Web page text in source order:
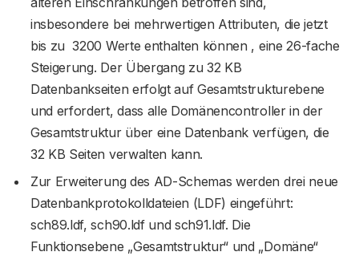
insbesondere bei mehrwertigen Attributen, die jetzt
bis zu 3200 Werte enthalten können , eine 26-fache
Steigerung. Der Übergang zu 32 KB
Datenbankseiten erfolgt auf Gesamtstrukturebene
und erfordert, dass alle Domänencontroller in der
Gesamtstruktur über eine Datenbank verfügen, die
32 KB Seiten verwalten kann.
Zur Erweiterung des AD-Schemas werden drei neue
Datenbankprotokolldateien (LDF) eingeführt:
sch89.ldf, sch90.ldf und sch91.ldf. Die
Funktionsebene „Gesamtstruktur“ und „Domäne“